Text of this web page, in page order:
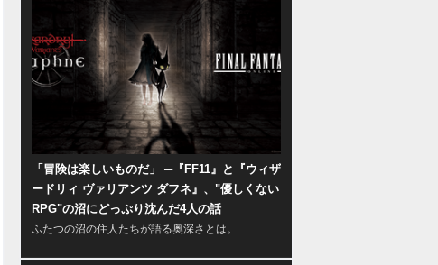
「冒険は楽しいものだ」 ─『FF11』と『ウィザ
ードリィ ヴァリアンツ ダフネ』、"優しくない
RPG"の沼にどっぷり沈んだ4人の話
ふたつの沼の住人たちが語る奥深さとは。